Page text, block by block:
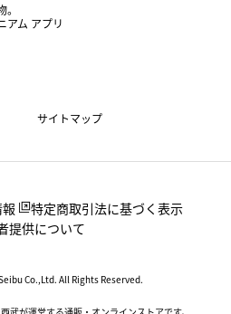
アム アプリ
サイトマップ
特定商取引法に基づく表示
提供について
Co.,Ltd. All Rights Reserved.